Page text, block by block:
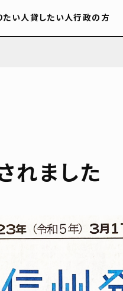
たい人貸したい人行政の方
れました